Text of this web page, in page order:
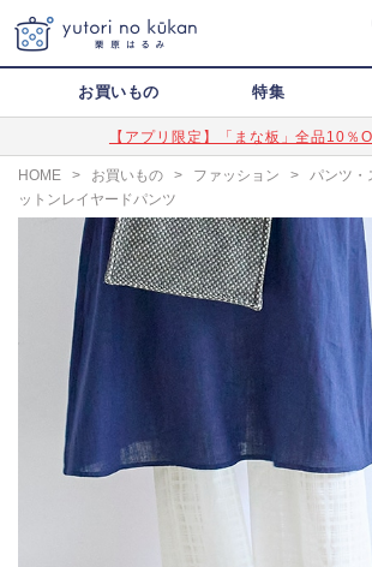
お買いもの 特集
【アプリ限定】「まな板」全品10％
HOME > お買いもの > ファッション > パンツ・
ットンレイヤードパンツ